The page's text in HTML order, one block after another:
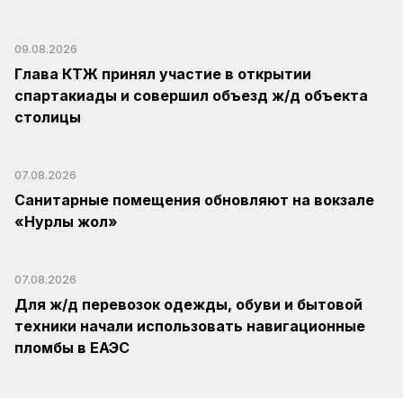
09.08.2026
Глава КТЖ принял участие в открытии
спартакиады и совершил объезд ж/д объекта
столицы
07.08.2026
Санитарные помещения обновляют на вокзале
«Нурлы жол»
07.08.2026
Для ж/д перевозок одежды, обуви и бытовой
техники начали использовать навигационные
пломбы в ЕАЭС